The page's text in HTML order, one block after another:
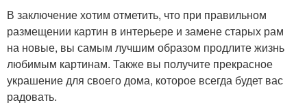
В заключение хотим отметить, что при правильном
размещении картин в интерьере и замене старых рам
на новые, вы самым лучшим образом продлите жизнь
любимым картинам. Также вы получите прекрасное
украшение для своего дома, которое всегда будет вас
радовать.